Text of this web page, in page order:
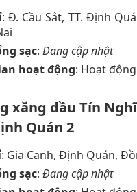
: Đ. Cầu Sắt, TT. Định
sạc: Đang cập nhật
hoạt động: Hoạt
xăng dầu Tín
Quán 2
: Gia Canh, Định Quán,
sạc: Đang cập nhật